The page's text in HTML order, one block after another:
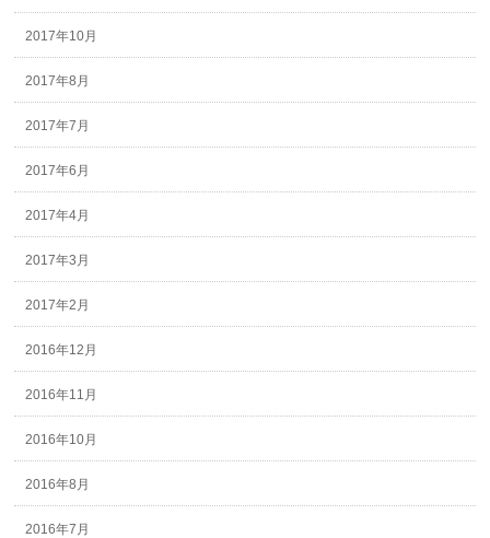
2017年10月
2017年8月
2017年7月
2017年6月
2017年4月
2017年3月
2017年2月
2016年12月
2016年11月
2016年10月
2016年8月
2016年7月